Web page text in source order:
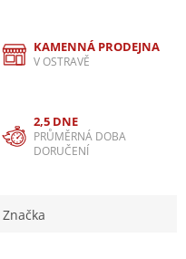
KAMENNÁ PRODEJNA
V OSTRAVĚ
2,5 DNE
PRŮMĚRNÁ DOBA
DORUČENÍ
Značka